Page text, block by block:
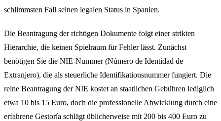
schlimmsten Fall seinen legalen Status in Spanien.
Die Beantragung der richtigen Dokumente folgt einer strikten
Hierarchie, die keinen Spielraum für Fehler lässt. Zunächst
benötigen Sie die NIE-Nummer (Número de Identidad de
Extranjero), die als steuerliche Identifikationsnummer fungiert. Die
reine Beantragung der NIE kostet an staatlichen Gebühren lediglich
etwa 10 bis 15 Euro, doch die professionelle Abwicklung durch eine
erfahrene Gestoría schlägt üblicherweise mit 200 bis 400 Euro zu